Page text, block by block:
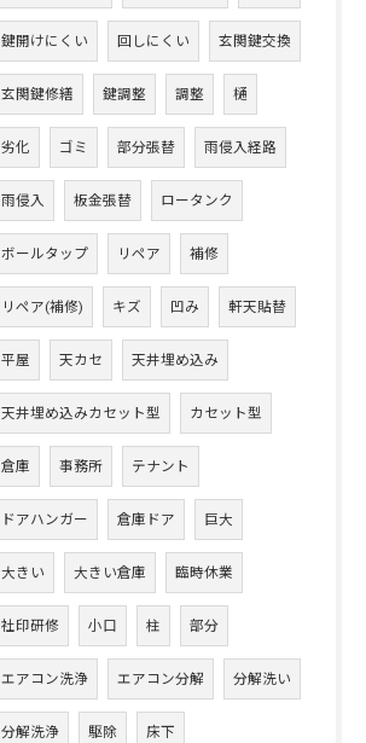
鍵開けにくい 回しにくい 玄関鍵交換
玄関鍵修繕 鍵調整 調整 樋
劣化 ゴミ 部分張替 雨侵入経路
雨侵入 板金張替 ロータンク
ボールタップ リペア 補修
リペア(補修) キズ 凹み 軒天貼替
平屋 天カセ 天井埋め込み
天井埋め込みカセット型 カセット型
倉庫 事務所 テナント
ドアハンガー 倉庫ドア 巨大
大きい 大きい倉庫 臨時休業
社印研修 小口 柱 部分
エアコン洗浄 エアコン分解 分解洗い
分解洗浄 駆除 床下